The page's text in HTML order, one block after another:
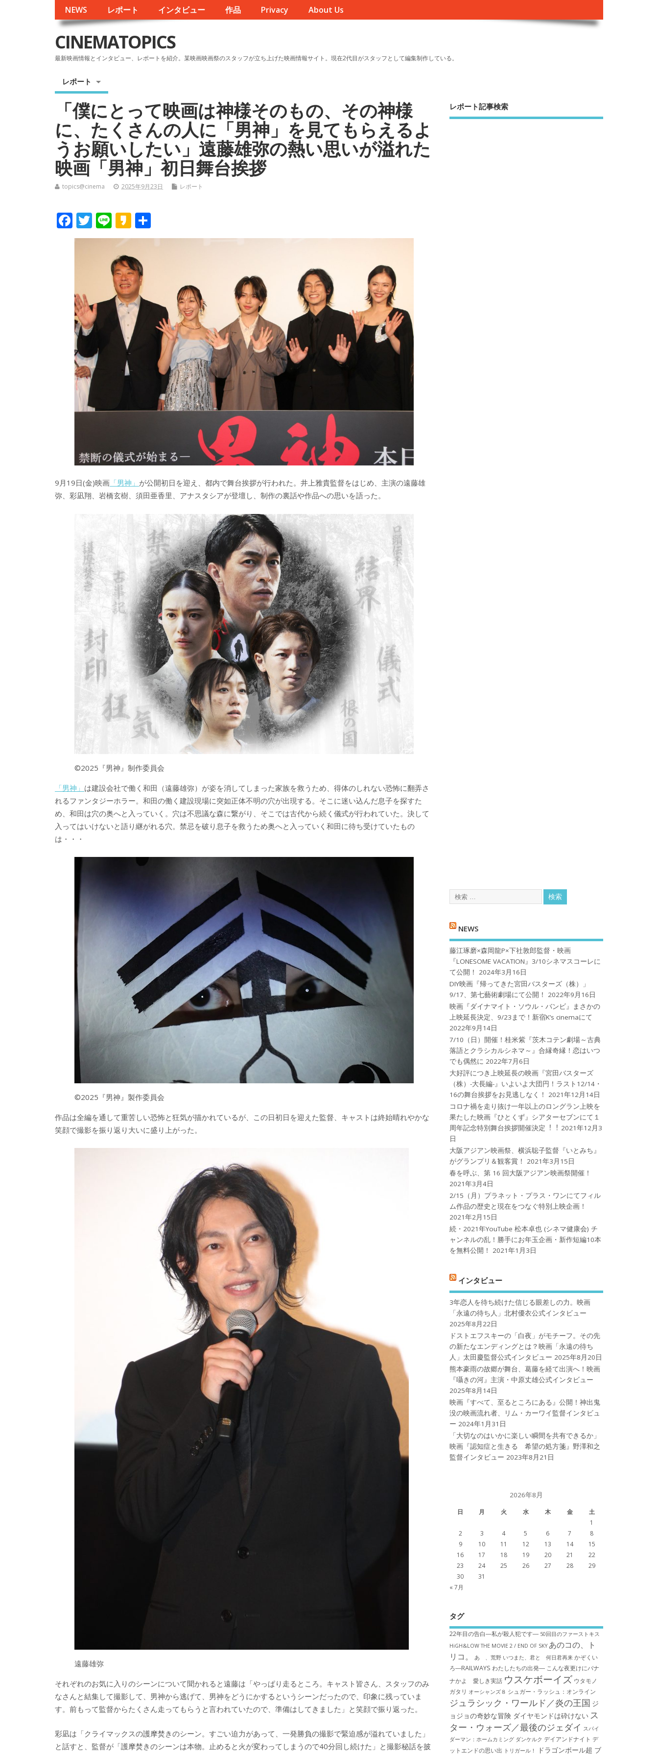
NEWS レポート インタビュー 作品 Privacy About Us
CINEMATOPICS
最新映画情報とインタビュー、レポートを紹介。某映画映画祭のスタッフが立ち上げた映画情報サイト。現在2代目がスタッフとして編集制作している。
レポート
「僕にとって映画は神様そのもの、その神様
に、たくさんの人に「男神」を見てもらえるよ
うお願いしたい」遠藤雄弥の熱い思いが溢れた
映画「男神」初日舞台挨拶
topics@cinema 2025年9月23日 レポート
F
ac
o
k
T
w
Li
n
e
K
a
k
a
o
有
9月19日(金)映画 「男神」 が公開初日を迎え、都内で舞台挨拶が行われた。井上雅貴監督をはじめ、主演の遠藤雄
弥、彩凪翔、岩橋玄樹、須田亜香里、アナスタシアが登壇し、制作の裏話や作品への思いを語った。
©2025『男神』制作委員会
「男神」 は建設会社で働く和田（遠藤雄弥）が姿を消してしまった家族を救うため、得体のしれない恐怖に翻弄さ
れるファンタジーホラー。和田の働く建設現場に突如正体不明の穴が出現する。そこに迷い込んだ息子を探すた
め、和田は穴の奥へと入っていく。穴は不思議な森に繋がり、そこでは古代から続く儀式が行われていた。決して
入ってはいけないと語り継がれる穴。禁忌を破り息子を救うため奥へと入っていく和田に待ち受けていたもの
は・・・
©2025『男神』製作委員会
作品は全編を通して重苦しい恐怖と狂気が描かれているが、この日初日を迎えた監督、キャストは終始晴れやかな
笑顔で撮影を振り返り大いに盛り上がった。
遠藤雄弥
それぞれのお気に入りのシーンについて聞かれると遠藤は「やっぱり走るところ。キャスト皆さん、スタッフのみ
なさんと結集して撮影して、男神から逃げて、男神をどうにかするというシーンだったので、印象に残っていま
す。前もって監督からたくさん走ってもらうと言われていたので、準備はしてきました」と笑顔で振り返った。
彩凪は「クライマックスの護摩焚きのシーン。すごい迫力があって、一発勝負の撮影で緊迫感が溢れていました」
と話すと、監督が「護摩焚きのシーンは本物。止めると火が変わってしまうので40分回し続けた」と撮影秘話を披
レポート記事検索
NEWS
藤江琢磨×森岡龍P×下社敦郎監督・映画
『LONESOME VACATION』3/10シネマスコーレに
て公開！
2024年3月16日
DIY映画『帰ってきた宮田バスターズ（株）」
9/17、第七藝術劇場にて公開！
2022年9月16日
映画『ダイナマイト・ソウル・バンビ』まさかの
上映延長決定、9/23まで！新宿K’s cinemaにて
2022年9月14日
7/10（日）開催！桂米紫『茨木コテン劇場～古典
落語とクラシカルシネマ～』合縁奇縁！恋はいつ
でも偶然に 2022年7月6日
大好評につき上映延長の映画『宮田バスターズ
（株）-大長編-』いよいよ大団円！ラスト12/14・
16の舞台挨拶をお見逃しなく！
2021年12月14日
コロナ禍を⾛り抜け⼀年以上のロングラン上映を
果たした映画『ひとくず』シアターセブンにて１
周年記念特別舞台挨拶開催決定︕︕ 2021年12月3
日
大阪アジアン映画祭、横浜聡子監督『いとみち』
がグランプリ＆観客賞！
2021年3月15日
春を呼ぶ、第 16 回大阪アジアン映画祭開催！
2021年3月4日
2/15（月）プラネット・プラス・ワンにてフィル
ム作品の歴史と現在をつなぐ特別上映企画！
2021年2月15日
続・2021年YouTube 松本卓也 (シネマ健康会) チ
ャンネルの乱！勝手にお年玉企画・新作短編10本
を無料公開！
2021年1月3日
インタビュー
3年恋人を待ち続けた信じる眼差しの力。映画
「永遠の待ち人」北村優衣公式インタビュー
2025年8月22日
ドストエフスキーの「白夜」がモチーフ。その先
の新たなエンディングとは？映画「永遠の待ち
人」太田慶監督公式インタビュー 2025年8月20日
熊本豪雨の故郷が舞台、葛藤を経て出演へ！映画
『囁きの河』主演・中原丈雄公式インタビュー
2025年8月14日
映画『すべて、至るところにある』公開！神出鬼
没の映画流れ者、リム・カーワイ監督インタビュ
ー 2024年1月31日
「大切なのはいかに楽しい瞬間を共有できるか」
映画『認知症と生きる 希望の処方箋』野澤和之
監督インタビュー 2023年8月21日
2026年8月
日 月 火 水 木 金
土
1
2
3 4 5 6 7
8
9
10 11 12 13 14
15
16
17 18 19 20 21
22
23
24 25 26 27 28
29
30
31
« 7月
タグ
22年目の告白―私が殺人犯です― 50回目のファーストキス
HiGH&LOW THE MOVIE 2 / END OF SKY あのコの、ト
リコ。
あゝ、荒野 いつまた、君と 何日君再来 かぞくい
ろ―RAILWAYS わたしたちの出発― こんな夜更けにバナ
ナかよ 愛しき実話 ウスケボーイズ ウタモノ
ガタリ オーシャンズ８ シュガー・ラッシュ：オ​ンライン
ジュラシック・ワールド／炎の王国 ジ
ョジョの奇妙な冒険 ダイヤモンドは砕けない ス
ター・ウォーズ／最後のジェダイ スパイ
ダーマン：ホームカミング ダンケルク デイアンドナイト デ
ットエンドの思い出
トリガール！ ドラゴンボール超 ブ